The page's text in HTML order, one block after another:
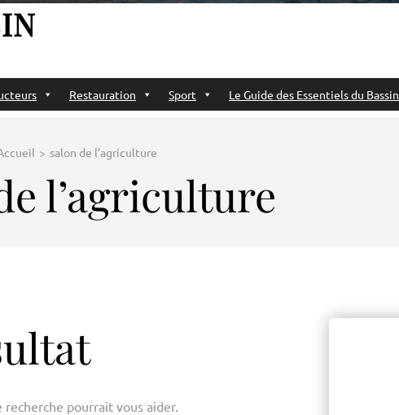
Restauration Sport Le Guide des Essentiels du Bassin
> salon de l’agriculture
l’agriculture
pourrait vous aider.